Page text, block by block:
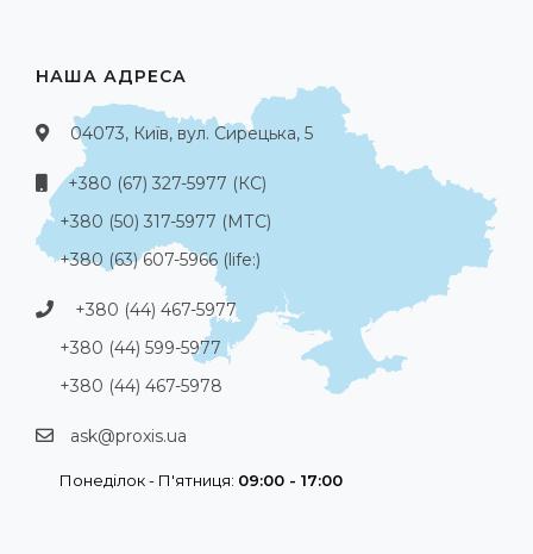
НАША АДРЕСА
04073, Київ, вул. Сирецька, 5
+380 (67) 327-5977 (КС)
+380 (50) 317-5977 (МТС)
+380 (63) 607-5966 (life:)
+380 (44) 467-5977
+380 (44) 599-5977
+380 (44) 467-5978
ask@proxis.ua
Понеділок - П'ятниця: 09:00 - 17:00